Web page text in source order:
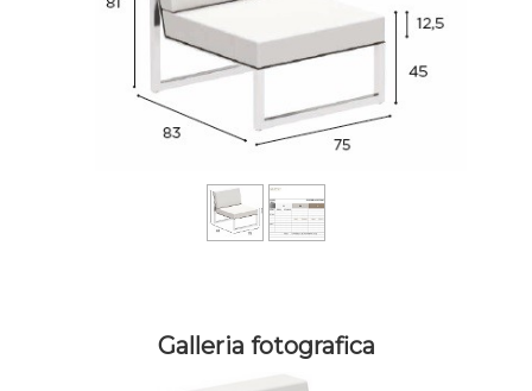
Galleria fotografica